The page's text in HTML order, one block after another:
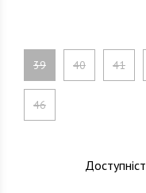
39 40 41
46